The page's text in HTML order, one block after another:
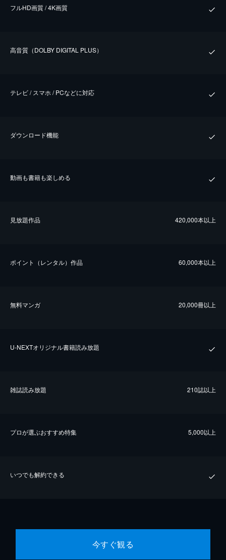
フルHD画質 / 4K画質
⾼⾳質（DOLBY DIGITAL PLUS）
テレビ / スマホ / PCなどに対応
ダウンロード機能
動画も書籍も楽しめる
⾒放題作品 420,000本以上
ポイント（レンタル）作品 60,000本以上
無料マンガ 20,000冊以上
U-NEXTオリジナル書籍読み放題
雑誌読み放題 210誌以上
プロが選ぶおすすめ特集 5,000以上
いつでも解約できる
今すぐ観る